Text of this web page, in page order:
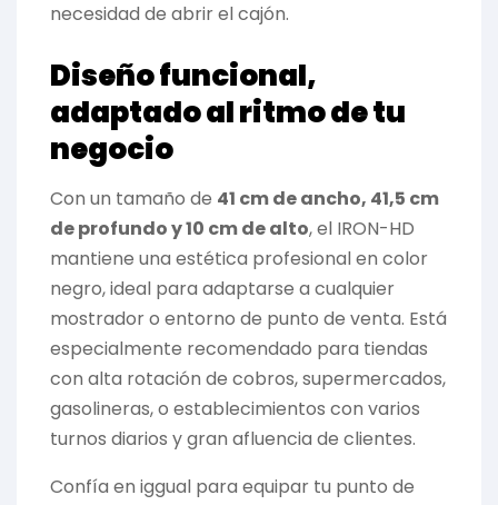
necesidad de abrir el cajón.
Diseño funcional,
adaptado al ritmo de tu
negocio
Con un tamaño de 41 cm de ancho, 41,5 cm
de profundo y 10 cm de alto, el IRON-HD
mantiene una estética profesional en color
negro, ideal para adaptarse a cualquier
mostrador o entorno de punto de venta. Está
especialmente recomendado para tiendas
con alta rotación de cobros, supermercados,
gasolineras, o establecimientos con varios
turnos diarios y gran afluencia de clientes.
Confía en iggual para equipar tu punto de